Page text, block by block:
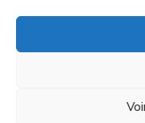
POLITIQUE DE